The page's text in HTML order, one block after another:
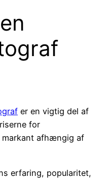
er en vigtig del af
for
markant afhængig af
erfaring, popularitet,